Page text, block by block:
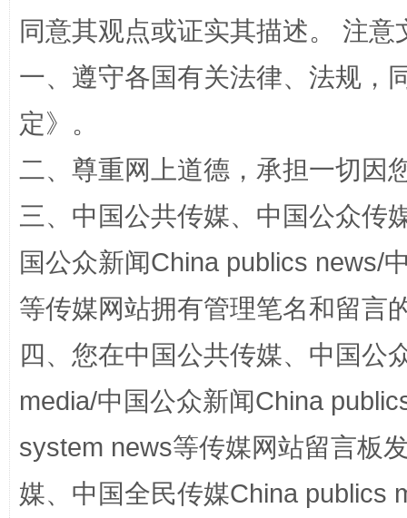
扯下公款旅游的“隐身衣” 如何以
同意其观点或证实其描述。 注
一、遵守各国有关法律、法规，
定》。
二、尊重网上道德，承担一切因
三、中国公共传媒、中国公众传
国公众新闻China publics news/
等传媒网站拥有管理笔名和留言
四、您在中国公共传媒、中国公
media/中国公众新闻China
system news等传媒网站留言板
媒、中国全民传媒China publics